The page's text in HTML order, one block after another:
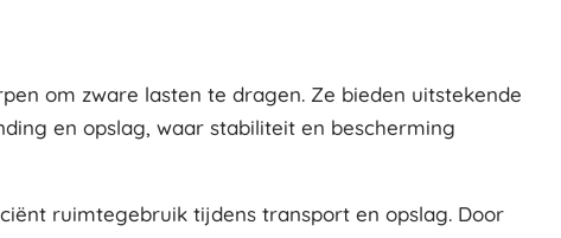
om zware lasten te dragen. Ze bieden uitstekende
en opslag, waar stabiliteit en bescherming
ruimtegebruik tijdens transport en opslag. Door